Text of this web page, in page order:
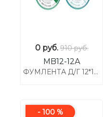
0 руб. 910 руб.
MB12-12А
ФУМЛЕНТА Д/Г 12*12*0,1 (МАЛ)
- 100 %